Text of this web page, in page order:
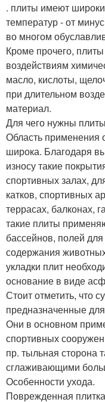
. плиты имеют
температур - от
во многом
Кроме прочего,
воздействиям
масло, кислоты,
при длительном
материал.
Для чего нужны
Область применения
широка. Благодаря
износу такие
спортивных залах,
катков, спортивных
террасах, балконах,
такие плиты
бассейнов, полей
содержания
укладки плит
основание в виде
Стоит отметить, что
предназначенные
Они в основном
спортивных
пр. тыльная сторона
сглаживающими
Особенности ухода.
Поврежденная